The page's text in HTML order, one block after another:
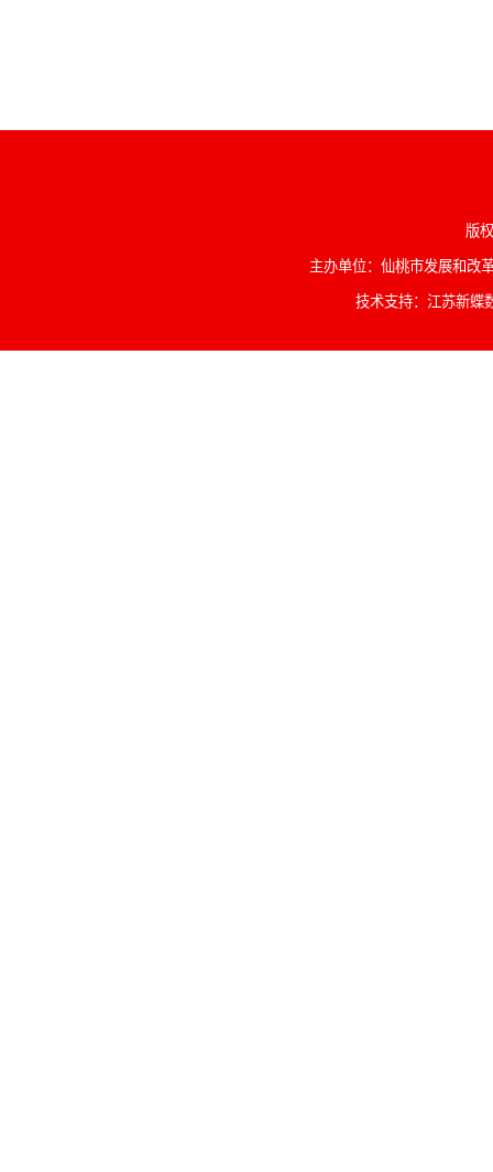
版
主办单位：仙桃市发展和改
技术支持：江苏新